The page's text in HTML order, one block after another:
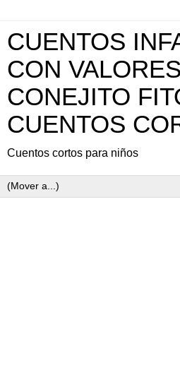
CUENTOS
CON
CONEJITO
CUENTOS
Cuentos cortos para niños